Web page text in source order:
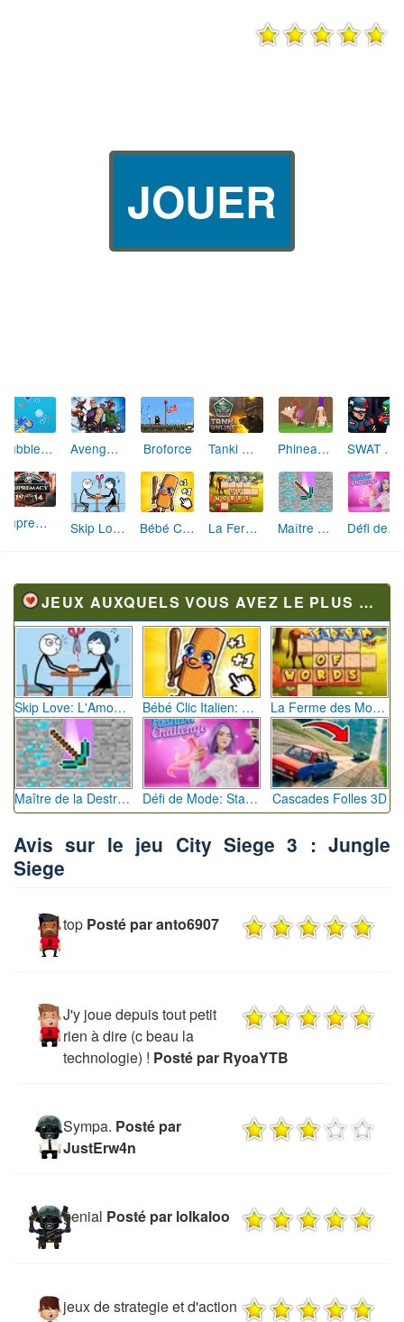
JOUER
Bubble Tanks 2 Avengers Assemble Tower Rush Broforce Tanki Online Phineas and Ferb Summer Soakers SWAT vs Zombies
Supremacy 1914 Skip Love: L'Amour en Péril Bébé Clic Italien: La Folie des Petits Bambins La Ferme des Mots - Cultivez votre Vocabulaire Maître de la Destruction: Fusion de Pioches Défi de Mode: Star du Podium
JEUX AUXQUELS VOUS AVEZ LE PLUS JOUÉ
Skip Love: L'Amour en Péril Bébé Clic Italien: La Folie des Petits Bambins La Ferme des Mots - Cultivez votre Vocabulaire
Maître de la Destruction: Fusion de Pioches Défi de Mode: Star du Podium Cascades Folles 3D
Avis sur le jeu City Siege 3 : Jungle
Siege
top Posté par anto6907
J'y joue depuis tout petit
rien à dire (c beau la
technologie) ! Posté par RyoaYTB
Sympa. Posté par
JustErw4n
genial Posté par lolkaloo
jeux de strategie et d'action